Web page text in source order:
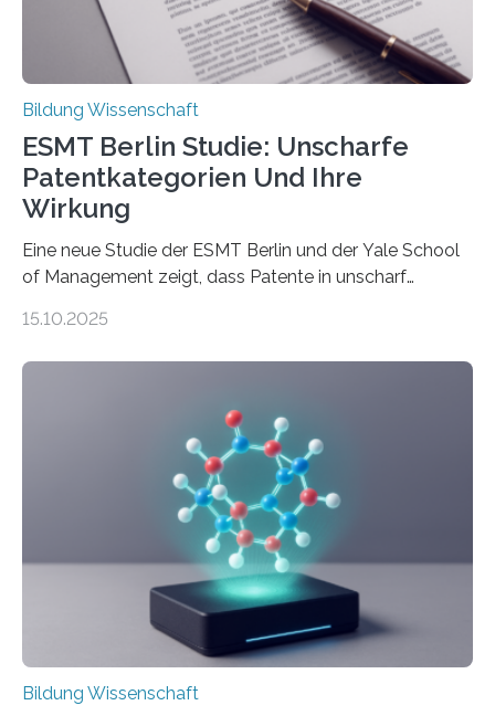
Promotionskolleg NRW) derzeit eine Online-Umfrage
durch. Ziel ist es, herauszufinden,…
Bildung Wissenschaft
ESMT Berlin Studie: Unscharfe
Patentkategorien Und Ihre
Wirkung
Eine neue Studie der ESMT Berlin und der Yale School
of Management zeigt, dass Patente in unscharf
häufiger zu bahnbrechenden Innovationen führen und
Erfindungen entstehen besonders dann, wenn
Wissenskategorien verschwimmen. Das zeigt neue
Forschung von Gianluca Carnabuci, Professor of
Organizational Behavior an der ESMT Berlin, und
Balázs Kovács, Professor an der Yale School of
Management. Die Forscher kommen zu dem Schluss,
dass Patente…
15.10.2025
Bildung Wissenschaft